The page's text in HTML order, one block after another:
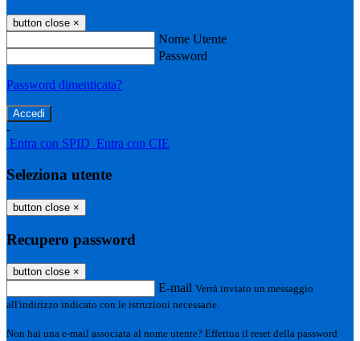
button close ×
Nome Utente
Password
Password dimenticata?
-
Entra con SPID Entra con CIE
Seleziona utente
button close ×
Recupero password
button close ×
E-mail Verrà inviato un messaggio
all'indirizzo indicato con le istruzioni necessarie.
Non hai una e-mail associata al nome utente? Effettua il reset della password